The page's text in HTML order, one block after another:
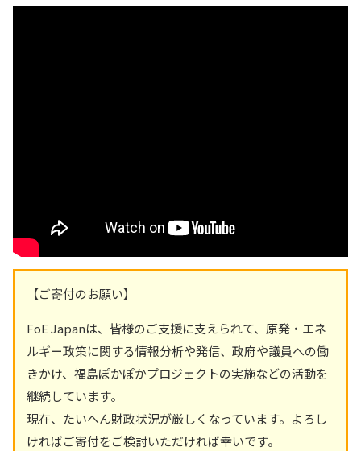
【ご寄付のお願い】
FoE Japanは、皆様のご支援に支えられて、原発・エネ
ルギー政策に関する情報分析や発信、政府や議員への働
きかけ、福島ぽかぽかプロジェクトの実施などの活動を
継続しています。
現在、たいへん財政状況が厳しくなっています。よろし
ければご寄付をご検討いただければ幸いです。